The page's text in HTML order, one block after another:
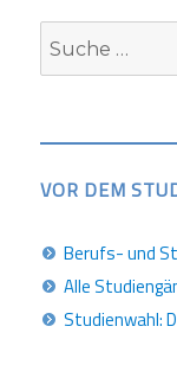
Suche
nach:
VOR DEM
Berufs- und
Alle
Studienwahl: